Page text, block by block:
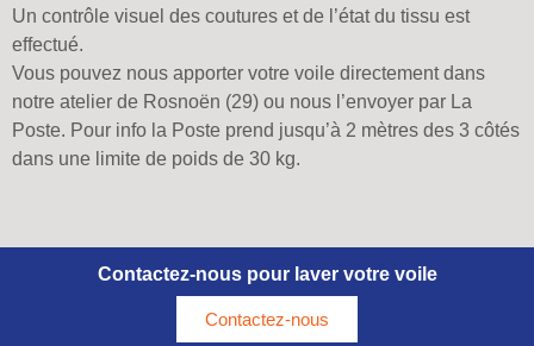
Un contrôle visuel des coutures et de l’état du tissu est
effectué.
Vous pouvez nous apporter votre voile directement dans
notre atelier de Rosnoën (29) ou nous l’envoyer par La
Poste. Pour info la Poste prend jusqu’à 2 mètres des 3 côtés
dans une limite de poids de 30 kg.
Contactez-nous pour laver votre voile
Contactez-nous